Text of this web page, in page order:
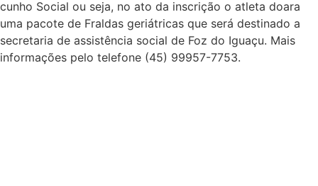
cunho Social ou seja, no ato da inscrição o atleta doara
uma pacote de Fraldas geriátricas que será destinado a
secretaria de assistência social de Foz do Iguaçu. Mais
informações pelo telefone (45) 99957-7753.